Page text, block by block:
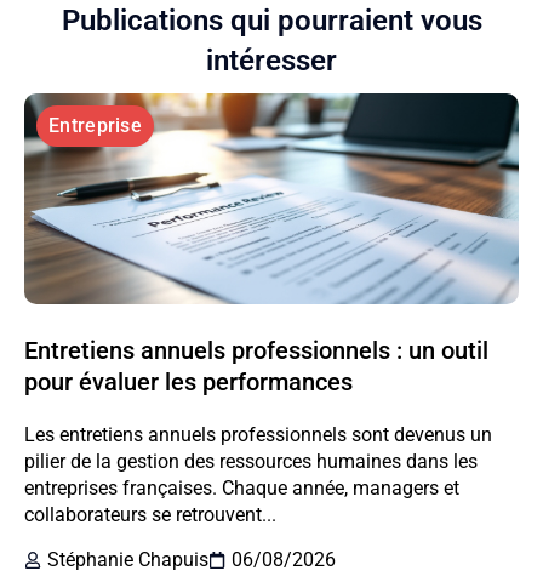
Publications qui pourraient vous
intéresser
Entreprise
Entretiens annuels professionnels : un outil
pour évaluer les performances
Les entretiens annuels professionnels sont devenus un
pilier de la gestion des ressources humaines dans les
entreprises françaises. Chaque année, managers et
collaborateurs se retrouvent...
Stéphanie Chapuis
06/08/2026